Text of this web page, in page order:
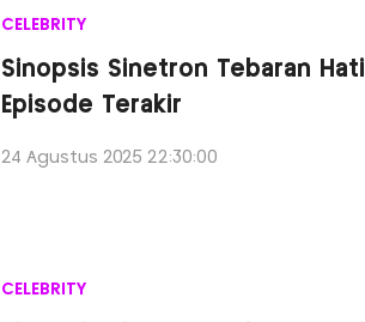
CELEBRITY
Sinopsis Sinetron Tebaran Hati
Episode Terakir
24 Agustus 2025 22:30:00
CELEBRITY